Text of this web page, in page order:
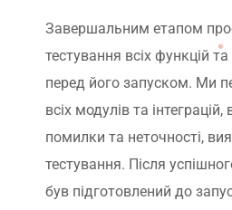
Завершальним етапом
тестування всіх функцій
перед його запуском. Ми
всіх модулів та
помилки та неточності,
тестування. Після
був підготовлений до